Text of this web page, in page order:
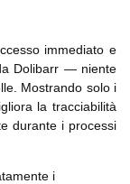
immediato e
Dolibarr — niente
Mostrando solo i
la tracciabilità
durante i processi
i